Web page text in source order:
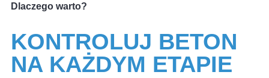
Dlaczego warto?
KONTROLUJ BETON
NA KAŻDYM ETAPIE